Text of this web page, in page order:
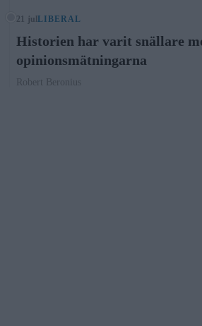
21 julLIBERAL
Historien har varit snällare
opinionsmätningarna
Robert Beronius